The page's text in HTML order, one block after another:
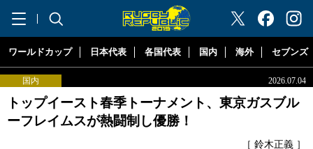
"ラグビーリパブリック"
ワールドカップ 日本代表 各国代表 国内 海外 セブンズ
国内 2026.07.04
トップイースト春季トーナメント、東京ガスブル
ーフレイムスが熱闘制し優勝！
［ 鈴木正義 ］